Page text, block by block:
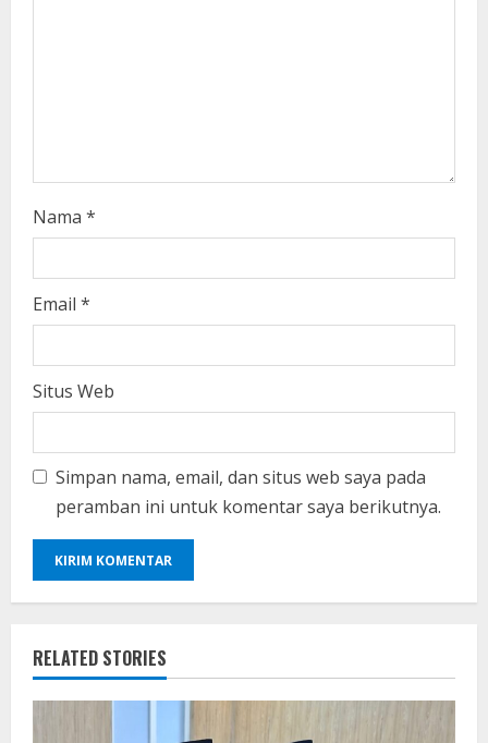
Nama *
Email *
Situs Web
Simpan nama, email, dan situs web saya pada
peramban ini untuk komentar saya berikutnya.
RELATED STORIES